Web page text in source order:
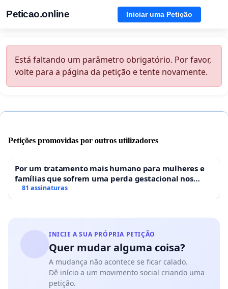
Peticao.online Iniciar uma Petição
Está faltando um parâmetro obrigatório. Por favor,
volte para a página da petição e tente novamente.
Petições promovidas por outros utilizadores
Por um tratamento mais humano para mulheres e
famílias que sofrem uma perda gestacional nos
hospitais portugueses
81 assinaturas
INICIE A SUA PRÓPRIA PETIÇÃO
Quer mudar alguma coisa?
A mudança não acontece se ficar calado.
Dê início a um movimento social criando uma
petição.